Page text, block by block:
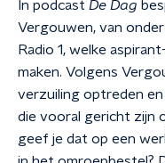
In podcast De Dag
Vergouwen, van
Radio 1, welke
maken. Volgens
verzuiling optreden
die vooral gericht zijn
geef je dat op een